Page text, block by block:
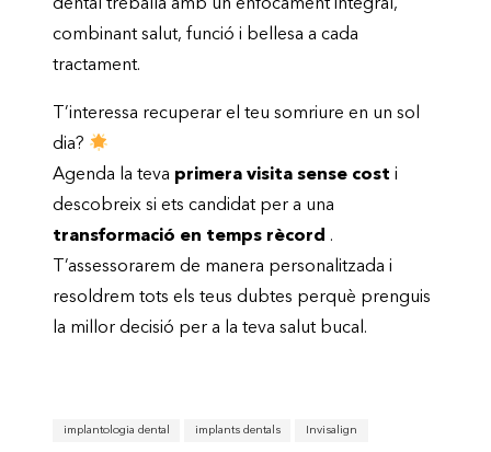
dental treballa amb un enfocament integral,
combinant salut, funció i bellesa a cada
tractament.
T’interessa recuperar el teu somriure en un sol
dia?
Agenda la teva primera visita sense cost i
descobreix si ets candidat per a una
transformació en temps rècord .
T’assessorarem de manera personalitzada i
resoldrem tots els teus dubtes perquè prenguis
la millor decisió per a la teva salut bucal.
implantologia dental implants dentals Invisalign